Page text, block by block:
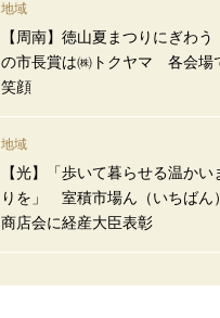
地域
【周南】徳山夏まつりにぎわ
の市長賞は㈱トクヤマ 各会場
笑顔
地域
【光】「歩いて暮らせる温かい
りを」 室積市場ん（いちばん
商店会に経産大臣表彰